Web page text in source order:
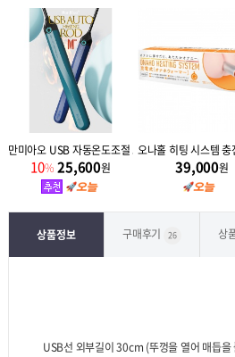
오나홀 워머 42도 (M3) 히팅스틱
만미아오 USB 자동온도조절 오나홀 워머 46도
10% 25,600원
오나홀 히팅 시스템 충
39,000원
상품정보 구매후기 26 상
USB선 외부길이 30cm (뚜껑을 열어 매듭